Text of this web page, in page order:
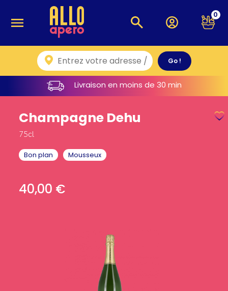
0
Livraison en moins de 30 min
Champagne Dehu
75cl
Bon plan Mousseux
40,00 €